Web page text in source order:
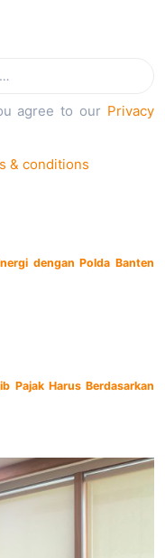
agree to our Privacy
& conditions
dengan Polda Banten
Pajak Harus Berdasarkan